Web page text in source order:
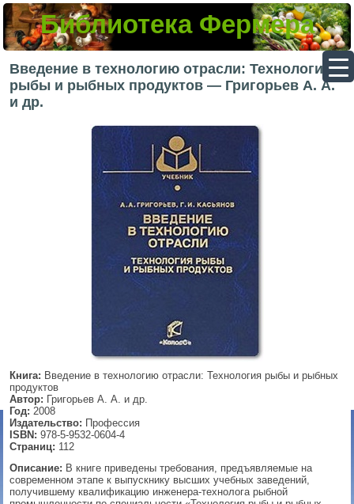
Библиотека Фермера
Введение в технологию отрасли: Технология
рыбы и рыбных продуктов — Григорьев А. А.
и др.
Книга: Введение в технологию отрасли: Технология рыбы и рыбных
продуктов
Автор: Григорьев А. А. и др.
Год: 2008
Издательство: Профессия
ISBN: 978-5-9532-0604-4
Страниц: 112
Описание: В книге приведены требования, предъявляемые на
современном этапе к выпускнику высших учебных заведений,
получившему квалификацию инженера-технолога рыбной
▼
▼